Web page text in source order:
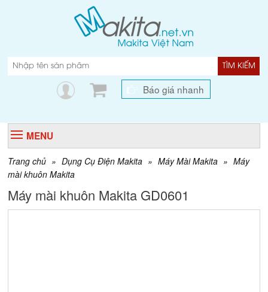
TÌM KIẾM
Báo giá nhanh
MENU
Trang chủ » Dụng Cụ Điện Makita » Máy Mài Makita » Máy
mài khuôn Makita
Máy mài khuôn Makita GD0601